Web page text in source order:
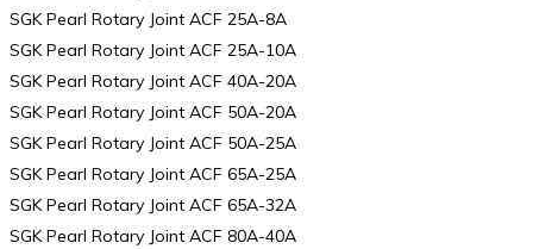
SGK Pearl Rotary Joint ACF 25A-8A
SGK Pearl Rotary Joint ACF 25A-10A
SGK Pearl Rotary Joint ACF 40A-20A
SGK Pearl Rotary Joint ACF 50A-20A
SGK Pearl Rotary Joint ACF 50A-25A
SGK Pearl Rotary Joint ACF 65A-25A
SGK Pearl Rotary Joint ACF 65A-32A
SGK Pearl Rotary Joint ACF 80A-40A